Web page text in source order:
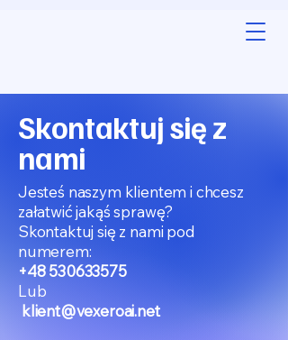
Skontaktuj się z
nami
Jesteś naszym klientem i chcesz
załatwić jakąś sprawę?
Skontaktuj się z nami pod
numerem:
+48 530633575
Lub
klient@vexeroai.net